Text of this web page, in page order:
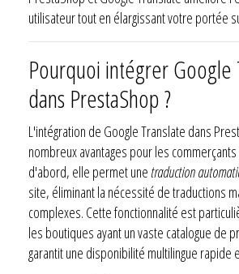
utilisateur tout en élargissant votre portée
Pourquoi intégrer Google
dans PrestaShop ?
L'intégration de Google Translate dans
nombreux avantages pour les
d'abord, elle permet unetraduction
site, éliminant la nécessité de traductions
complexes. Cette fonctionnalité est
les boutiques ayant un vaste catalogue de
garantit une disponibilité multilingue rapide